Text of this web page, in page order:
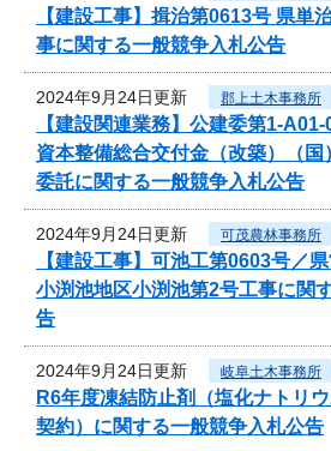
【建設工事】揖治第0613号 県単
事に関する一般競争入札公告
2024年9月24日更新 郡上土木事務所
【建設関連業務】公建委第1-
資本整備総合交付金（改築）（
委託に関する一般競争入札公告
2024年9月24日更新 可茂農林事務所
【建設工事】可池工第0603号／
小渕池地区小渕池第2号工事に関
告
2024年9月24日更新 岐阜土木事務所
R6年度凍結防止剤（塩化ナトリ
契約）に関する一般競争入札公告